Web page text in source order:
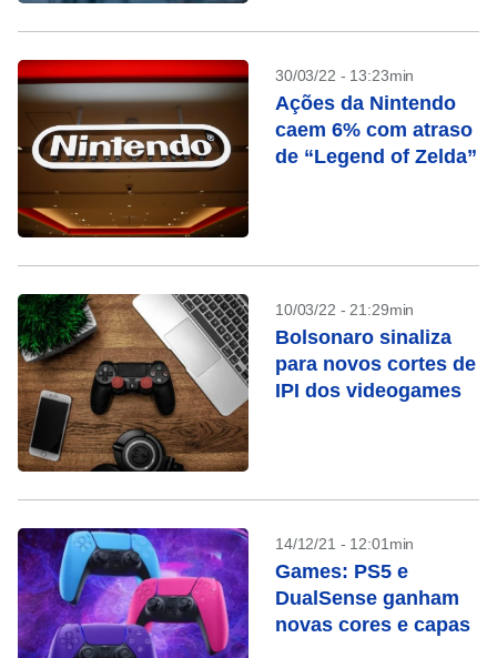
30/03/22 - 13:23min
Ações da Nintendo
caem 6% com atraso
de “Legend of Zelda”
10/03/22 - 21:29min
Bolsonaro sinaliza
para novos cortes de
IPI dos videogames
14/12/21 - 12:01min
Games: PS5 e
DualSense ganham
novas cores e capas